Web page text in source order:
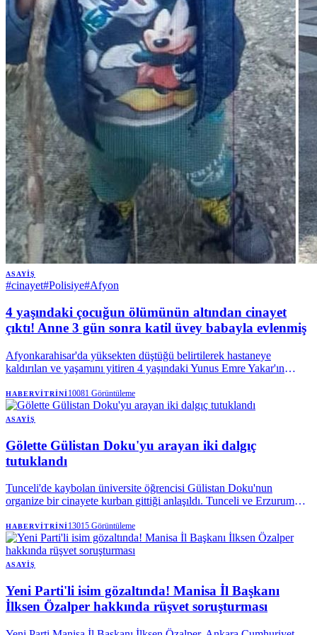
ASAYIŞ
#cinayet#Polisiye#Afyon
4 yaşındaki çocuğun ölümünün altından cinayet
çıktı! Anne 3 gün sonra katil üvey babayla evlenmiş
Afyonkarahisar'da yüksekten düştüğü belirtilerek hastaneye
kaldırılan ve yaşamını yitiren 4 yaşındaki Yunus Emre Yakar'ın
kazandı.
HABERVITRINI10081 Görüntüleme
ASAYIŞ
Gölette Gülistan Doku'yu arayan iki dalgıç
tutuklandı
Tunceli'de kaybolan üniversite öğrencisi Gülistan Doku'nun
organize bir cinayete kurban gittiği anlaşıldı. Tunceli ve Erzurum
aralarında dönemin valisi Tuncay Sonel ile eşi Handan Sonel'in de
olduğu 25 kişi tutuklandı.
HABERVITRINI13015 Görüntüleme
ASAYIŞ
Yeni Parti'li isim gözaltında! Manisa İl Başkanı
İlksen Özalper hakkında rüşvet soruşturması